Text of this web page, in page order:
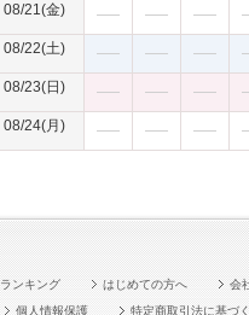
08/21(金)
08/22(土)
08/23(日)
08/24(月)
ランキング はじめての方へ
会
個人情報保護 特定商取引法に基づ